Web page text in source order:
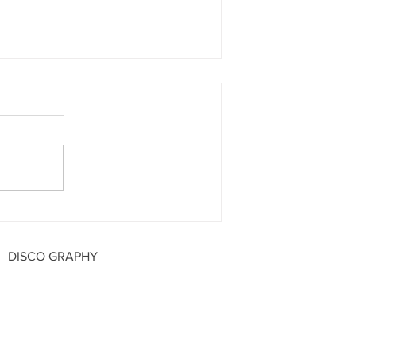
BOX, 29(土)TIGHT ROPE,
DISCO GRAPHY